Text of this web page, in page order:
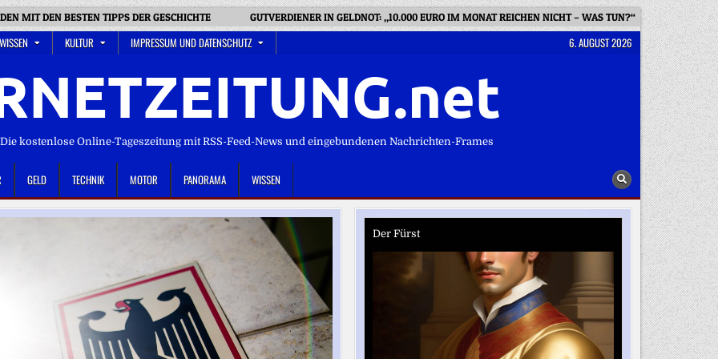
MIT DEN BESTEN TIPPS DER GESCHICHTE GUTVERDIENER IN GELDNOT: „10.000 EURO IM MONAT REICHEN NICHT – WAS TUN?“ WIE
KULTUR IMPRESSUM UND DATENSCHUTZ 6. AUGUST 2026
kostenlose Online-Tageszeitung mit RSS-Feed-News und eingebundenen Nachrichten-Frames
GELD TECHNIK MOTOR PANORAMA WISSEN
Der Fürst